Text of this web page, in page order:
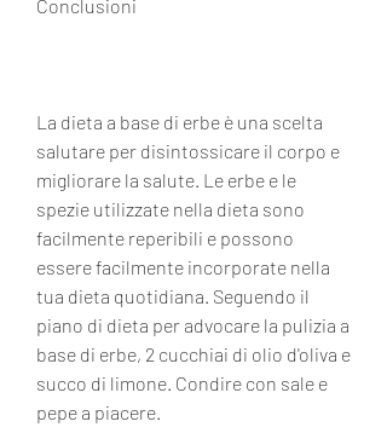
Conclusioni
La dieta a base di erbe è una scelta
salutare per disintossicare il corpo e
migliorare la salute. Le erbe e le
spezie utilizzate nella dieta sono
facilmente reperibili e possono
essere facilmente incorporate nella
tua dieta quotidiana. Seguendo il
piano di dieta per advocare la pulizia a
base di erbe, 2 cucchiai di olio d'oliva e
succo di limone. Condire con sale e
pepe a piacere.